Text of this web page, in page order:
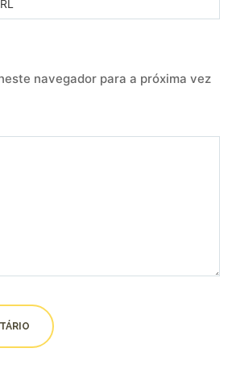
navegador para a próxima vez